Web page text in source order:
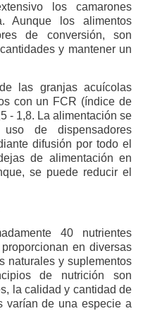
los camarones
Aunque los alimentos
de conversión, son
y mantener un
las granjas acuícolas
con un FCR (índice de
- 1,8. La alimentación se
de dispensadores
difusión por todo el
de alimentación en
se puede reducir el
40 nutrientes
en diversas
naturales y suplementos
de nutrición son
la calidad y cantidad de
varían de una especie a